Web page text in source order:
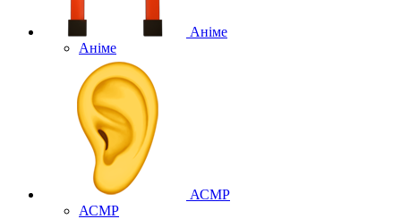
Аніме
Аніме
АСМР
АСМР